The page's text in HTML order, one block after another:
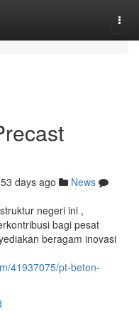
53 days ago
News
negeri ini ,
bagi pesat
beragam inovasi
41937075/pt-beton-